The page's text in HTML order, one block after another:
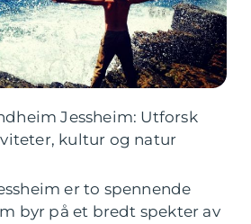
Jessheim: Utforsk
kultur og natur
er to spennende
byr på et bredt spekter av